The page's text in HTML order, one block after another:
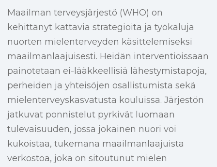
Maailman terveysjärjestö (WHO) on
kehittänyt kattavia strategioita ja työkaluja
nuorten mielenterveyden käsittelemiseksi
maailmanlaajuisesti. Heidän interventioissaan
painotetaan ei-lääkkeellisiä lähestymistapoja,
perheiden ja yhteisöjen osallistumista sekä
mielenterveyskasvatusta kouluissa. Järjestön
jatkuvat ponnistelut pyrkivät luomaan
tulevaisuuden, jossa jokainen nuori voi
kukoistaa, tukemana maailmanlaajuista
verkostoa, joka on sitoutunut mielen